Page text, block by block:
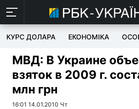
КУРС ДОЛАРА ЕКОНОМІКА
МВД: В Украине
взяток в 2009 г.
млн грн
16:01 14.01.2010 Чт